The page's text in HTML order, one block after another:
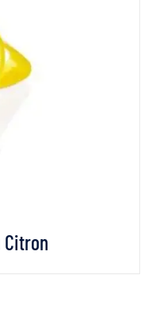
Citron